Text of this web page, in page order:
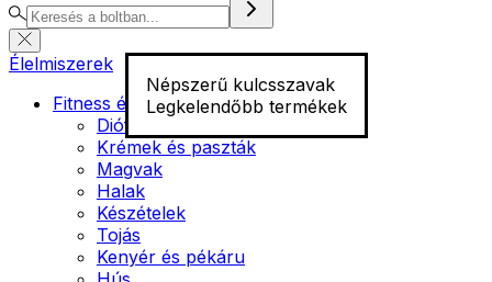
Népszerű kulcsszavak
Legkelendőbb termékek
Élelmiszerek
Fitness élelmiszer
Diófélék
Krémek és paszták
Magvak
Halak
Készételek
Tojás
Kenyér és pékáru